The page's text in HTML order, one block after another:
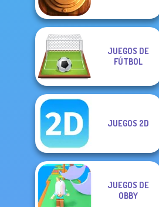
JUEGOS DE
FÚTBOL
JUEGOS 2D
JUEGOS DE
OBBY